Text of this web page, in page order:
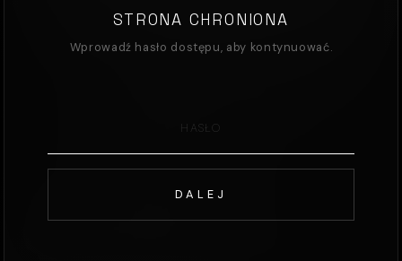
STRONA CHRONIONA
Wprowadź hasło dostępu, aby kontynuować.
DALEJ